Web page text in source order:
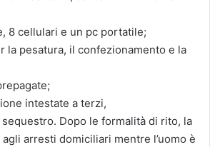
8 cellulari e un pc portatile;
la pesatura, il confezionamento e la
intestate a terzi,
Dopo le formalità di rito, la
arresti domiciliari mentre l’uomo è